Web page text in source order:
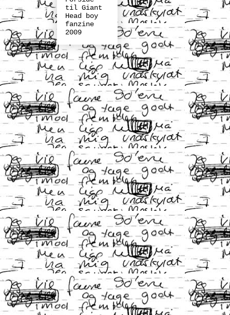
til Giant
Head boy
fanzine
2009